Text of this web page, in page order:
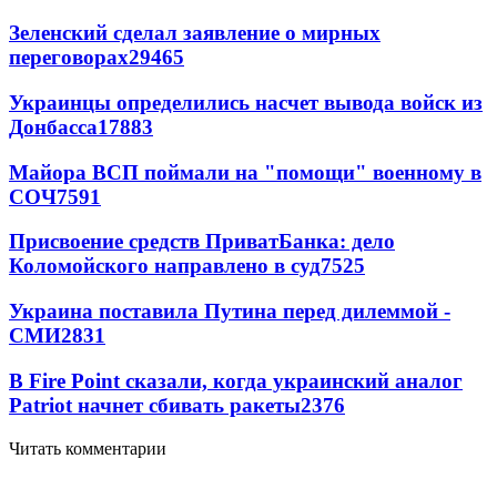
Зеленский сделал заявление о мирных
переговорах29465
Украинцы определились насчет вывода войск из
Донбасса17883
Майора ВСП поймали на "помощи" военному в
СОЧ7591
Присвоение средств ПриватБанка: дело
Коломойского направлено в суд7525
Украина поставила Путина перед дилеммой -
СМИ2831
В Fire Point сказали, когда украинский аналог
Patriot начнет сбивать ракеты2376
Читать комментарии